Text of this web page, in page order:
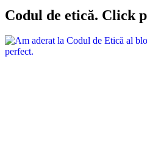
Codul de etică. Click